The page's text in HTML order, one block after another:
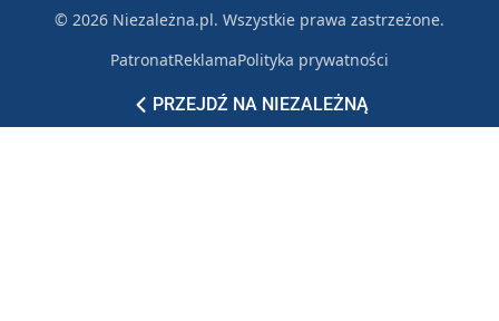
PRZEJDŹ NA NIEZALEŻNĄ
© 2026 Niezależna.pl. Wszystkie prawa zastrzeżone.
PatronatReklamaPolityka prywatności